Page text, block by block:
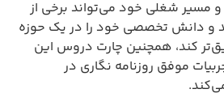
مسیر شغلی خود می‌تواند برخی از
و دانش تخصصی خود را در یک حوزه
کند، همچنین چارت دروس این
موفق روزنامه نگاری در